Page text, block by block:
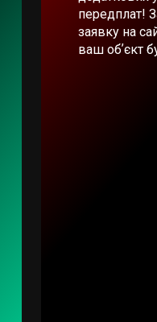
передплат!
заявку на
ваш обʼєкт